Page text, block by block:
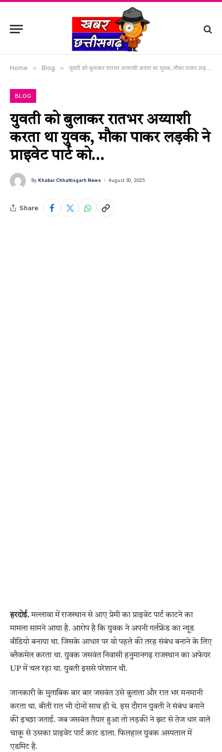
Home » Blog » युवती को बुलाकर रातभर अय्याशी करता था युवक, मौका पाकर लड़की ने प्राइवेट पार्ट को…
BLOG
युवती को बुलाकर रातभर अय्याशी
करता था युवक, मौका पाकर लड़की ने
प्राइवेट पार्ट को…
By Khabar Chhattisgarh News August 30, 2025
Share
हरदोई.मल्लावा में राजस्थान से आए प्रेमी का प्राइवेट पार्ट काटने का
मामला सामने आया है. आरोप है कि युवक ने अपनी गर्लफ्रेंड का न्यूड
वीडियो बनाया था. जिसके आधार पर वो पहले की तरह संबंध बनाने के लिए
ब्लैकमेल करता था. युवक जसवंत निवासी हनुमानगढ़ राजस्थान का अफेयर
UP में चल रहा था. युवती इससे परेशान थी.
जानकारी के मुताबिक बार बार जसवंत उसे बुलाता और रात भर मनमानी
करता था. बीती रात भी दोनों साथ ही थे. इस दौरान युवती ने संबंध बनाने
की इच्छा जताई. जब जसवंत तैयार हुआ तो लड़की ने झट से तेज धार वाले
चाकू से उसका प्राइवेट पार्ट काट डाला. फिलहाल युवक अस्पताल में
एडमिट है.